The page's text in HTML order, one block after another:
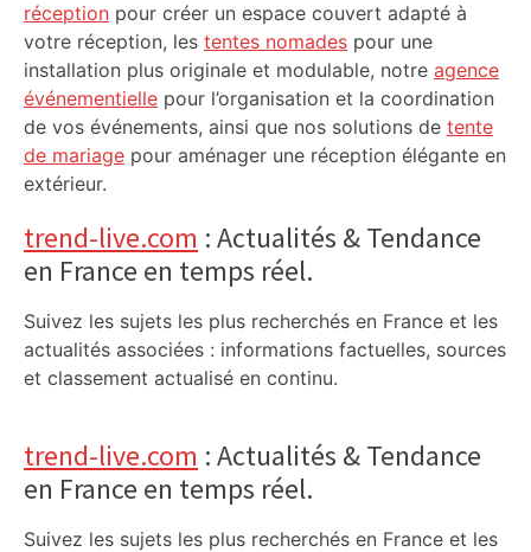
réception pour créer un espace couvert adapté à
votre réception, les tentes nomades pour une
installation plus originale et modulable, notre agence
événementielle pour l’organisation et la coordination
de vos événements, ainsi que nos solutions de tente
de mariage pour aménager une réception élégante en
extérieur.
trend-live.com : Actualités & Tendance
en France en temps réel.
Suivez les sujets les plus recherchés en France et les
actualités associées : informations factuelles, sources
et classement actualisé en continu.
trend-live.com : Actualités & Tendance
en France en temps réel.
Suivez les sujets les plus recherchés en France et les